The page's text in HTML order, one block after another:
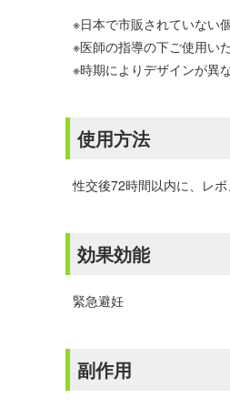
※日本で市販されていない
※医師の指導の下ご使用い
※時期によりデザインが異
使用方法
性交後72時間以内に、レ
効果効能
緊急避妊
副作用